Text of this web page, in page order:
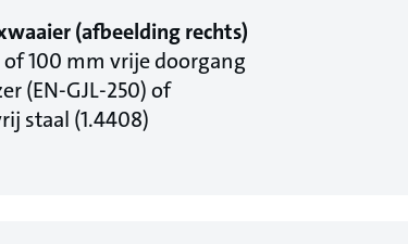
(afbeelding rechts)
of 100 mm vrije doorgang
(EN-GJL-250) of
staal (1.4408)